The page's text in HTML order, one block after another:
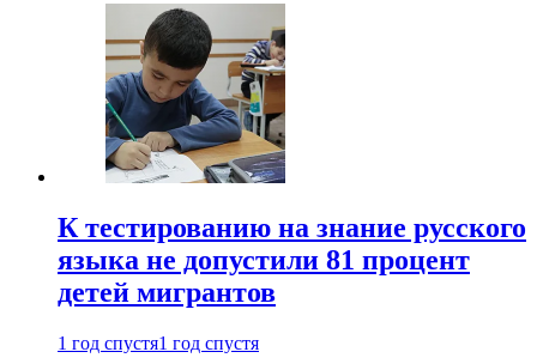
К тестированию на знание русского
языка не допустили 81 процент
детей мигрантов
1 год спустя1 год спустя